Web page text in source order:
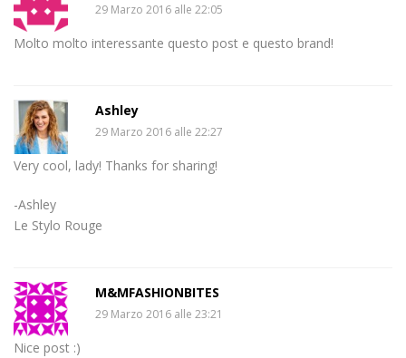
29 Marzo 2016 alle 22:05
Molto molto interessante questo post e questo brand!
Ashley
29 Marzo 2016 alle 22:27
Very cool, lady! Thanks for sharing!
-Ashley
Le Stylo Rouge
M&MFASHIONBITES
29 Marzo 2016 alle 23:21
Nice post :)